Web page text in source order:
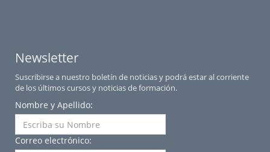
Newsletter
Suscribirse a nuestro boletín de noticias y podrá estar al corriente
de los últimos cursos y noticias de formación.
Nombre y Apellido:
Correo electrónico: